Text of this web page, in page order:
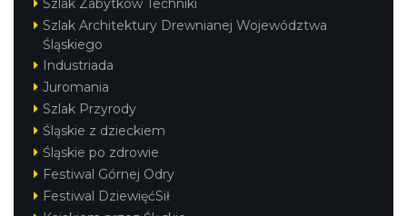
Szlak Zabytków Techniki
Szlak Architektury Drewnianej Województwa
Śląskiego
Industriada
Juromania
Szlak Przyrody
Śląskie z dzieckiem
Śląskie po zdrowie
Festiwal Górnej Odry
Festiwal DziewięćSił